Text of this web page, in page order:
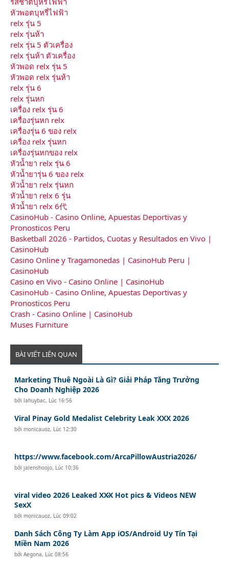
หัวพอตบุหรี่ไฟฟ้า
relx รุ่น 5
relx รุ่นห้า
relx รุ่น 5 ตัวเครื่อง
relx รุ่นห้า ตัวเครื่อง
หัวพอด relx รุ่น 5
หัวพอด relx รุ่นห้า
relx รุ่น 6
relx รุ่นหก
เครื่อง relx รุ่น 6
เครื่องรุ่นหก relx
เครื่องรุ่น 6 ของ relx
เครื่อง relx รุ่นหก
เครื่องรุ่นหกของ relx
หัวน้ำยา relx รุ่น 6
หัวน้ำยารุ่น 6 ของ relx
หัวน้ำยา relx รุ่นหก
หัวน้ำยา relx 6 รุ่น
หัวน้ำยา relx 6代
CasinoHub - Casino Online, Apuestas Deportivas y
Pronosticos Peru
Basketball 2026 - Partidos, Cuotas y Resultados en Vivo |
CasinoHub
Casino Online y Tragamonedas | CasinoHub Peru |
CasinoHub
Casino en Vivo - Casino Online | CasinoHub
CasinoHub - Casino Online, Apuestas Deportivas y
Pronosticos Peru
Crash - Casino Online | CasinoHub
Muses Furniture
BÀI VIẾT LIÊN QUAN
Marketing Thuê Ngoài Là Gì? Giải Pháp Tăng Trưởng
Cho Doanh Nghiệp 2026
bởilahuybac, Lúc 16:56
Viral Pinay Gold Medalist Celebrity Leak XXX 2026
bởimonicauoz, Lúc 12:30
https://www.facebook.com/ArcaPillowAustria2026/
bởijalenshoojo, Lúc 10:36
viral video 2026 Leaked XX̷X Hot pics & Videos NEW
SexX
bởimonicauoz, Lúc 09:02
Danh Sách Công Ty Làm App iOS/Android Uy Tín Tại
Miền Nam 2026
bởiAegona, Lúc 08:56